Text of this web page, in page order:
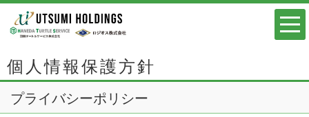
個人情報保護方針
プライバシーポリシー